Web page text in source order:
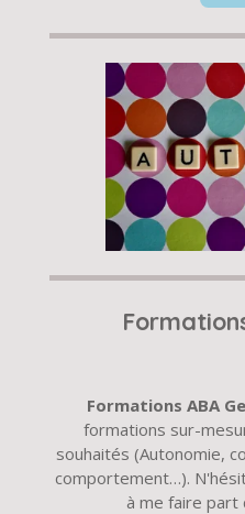
Formations ABA
formations sur-
souhaités (Autonomie,
comportement…).
à me faire part